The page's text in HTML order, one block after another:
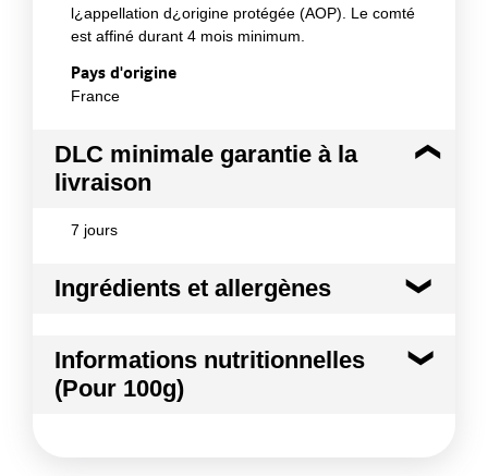
l¿appellation d¿origine protégée (AOP). Le comté
est affiné durant 4 mois minimum.
Pays d'origine
France
DLC minimale garantie à la
livraison
7 jours
Ingrédients et allergènes
Lait cru de vache, sel, ferments lactiques, présure
animale.
Informations nutritionnelles
(Pour 100g)